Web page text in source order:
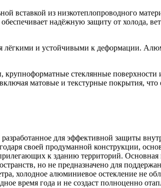
вставкой из низкотеплопроводного
надёжную защиту от холода,
лёгкими и устойчивыми к деформации.
стеклянные
матовые и текстурные покрытия, что
для эффективной защиты
своей продуманной конструкции,
к зданию территорий.
но не предназначено для
холодное алюминиевое остекление не
время года и не создаст полноценно